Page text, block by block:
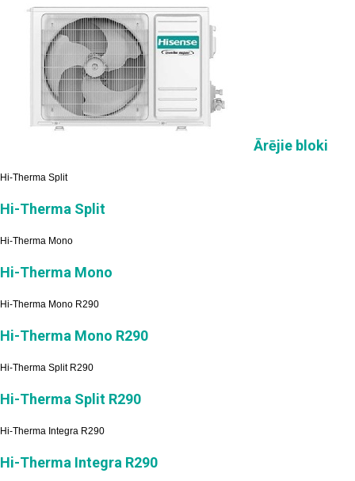
Ārējie bloki
Hi-Therma Split
Hi-Therma Split
Hi-Therma Mono
Hi-Therma Mono
Hi-Therma Mono R290
Hi-Therma Mono R290
Hi-Therma Split R290
Hi-Therma Split R290
Hi-Therma Integra R290
Hi-Therma Integra R290